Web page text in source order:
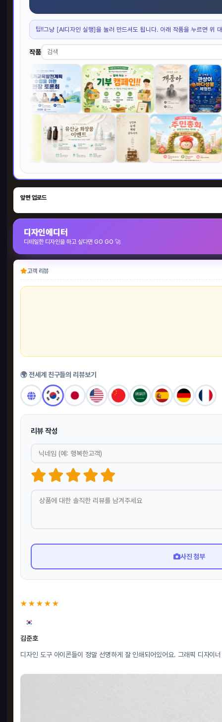
팁!!그냥 [AI디자인 실행]을 눌러 만드셔도 됩니다. 아래 작품을 누르면 위
작품
앞면 업로드
디자인에디터
디테일한 디자인을 하고 싶다면 GO GO 🚀
고객 리뷰
🌍 전세계 친구들의 리뷰보기
리뷰 작성
사진 첨부
★★★★★
김준호
디자인 도구 아이콘들이 정말 선명하게 잘 인쇄되어있어요. 그래픽 디자이